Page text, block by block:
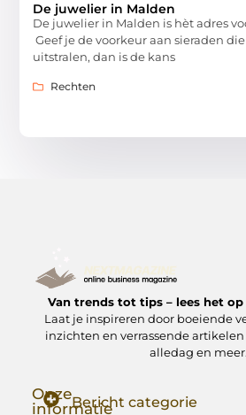
De juwelier in Malden
De juwelier in Malden is hèt adres
Geef je de voorkeur aan sieraden
uitstralen, dan is de kans
Rechten
Van trends tot tips – lees het
Laat je inspireren door boeiende
inzichten en verrassende
alledag en meer.
Onze
informatieBericht categorie